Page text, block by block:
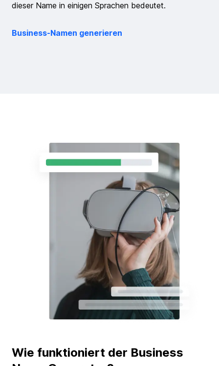
dieser Name in einigen Sprachen bedeutet.
Business-Namen generieren
Wie funktioniert der Business